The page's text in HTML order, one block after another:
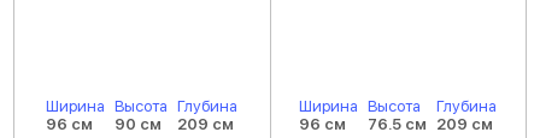
Ширина
96 см
Высота
90 см
Глубина
209 см
Ширина
96 см
Высота
76.5 см
Глубина
209 см